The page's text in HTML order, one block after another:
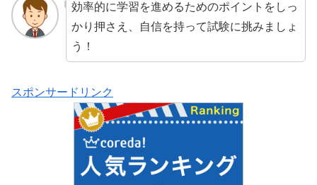
効率的に学習を進めるためのポイントをしっ
かり押さえ、自信を持って試験に挑みましょ
う！
スポンサードリンク